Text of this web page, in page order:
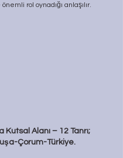
rol oynadığı anlaşılır.
Kutsal Alanı – 12 Tanrı;
Çorum-Türkiye.